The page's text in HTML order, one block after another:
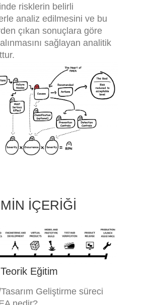
risklerin belirli
analiz edilmesini ve bu
çıkan sonuçlara göre
sağlayan analitik
İÇERİĞİ
Eğitim
Geliştirme süreci